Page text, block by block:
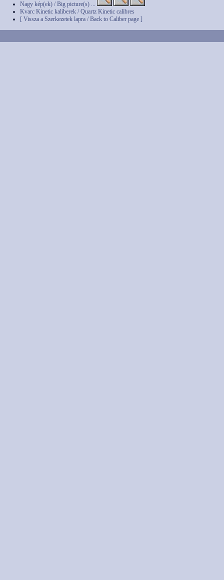
Nagy kép(ek) / Big picture(s) ...
Kvarc Kinetic kaliberek / Quartz Kinetic calibres
[ Vissza a Szerkezetek lapra / Back to Caliber page ]